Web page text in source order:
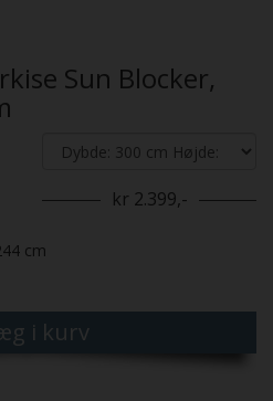
Sun Blocker,
kr 2.399,-
cm
i kurv